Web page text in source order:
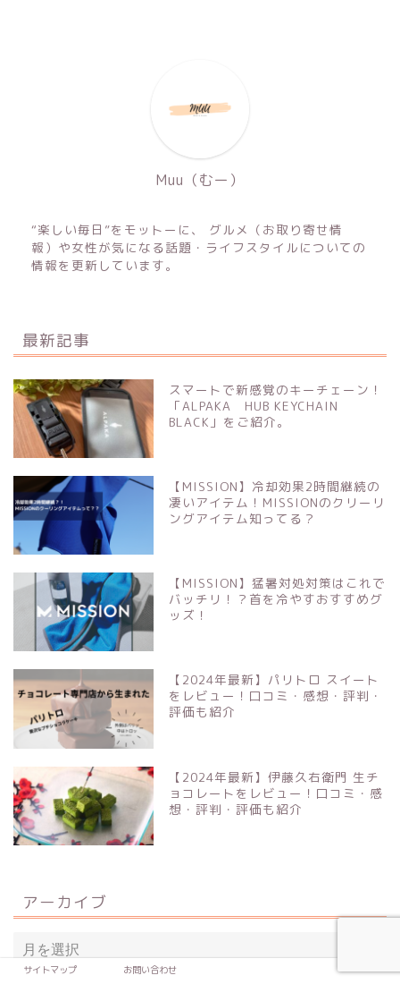
Muu（むー）
“楽しい毎日”をモットーに、 グルメ（お取り寄せ情
報）や女性が気になる話題・ライフスタイルについての
情報を更新しています。
最新記事
スマートで新感覚のキーチェーン！
「ALPAKA HUB KEYCHAIN
BLACK」をご紹介。
【MISSION】冷却効果2時間継続の
凄いアイテム！MISSIONのクリーリ
ングアイテム知ってる？
【MISSION】猛暑対処対策はこれで
バッチリ！？首を冷やすおすすめグ
ッズ！
【2024年最新】パリトロ スイート
をレビュー！口コミ・感想・評判・
評価も紹介
【2024年最新】伊藤久右衛門 生チ
ョコレートをレビュー！口コミ・感
想・評判・評価も紹介
アーカイブ
サイトマップ お問い合わせ